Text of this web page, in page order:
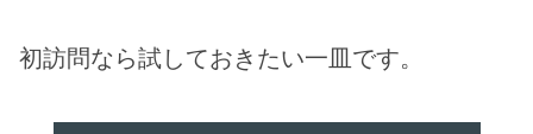
初訪問なら試しておきたい一皿です。